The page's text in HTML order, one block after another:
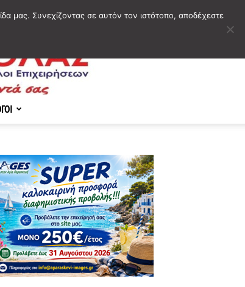
μας. Συνεχίζοντας σε αυτόν τον ιστότοπο, αποδέχεστε